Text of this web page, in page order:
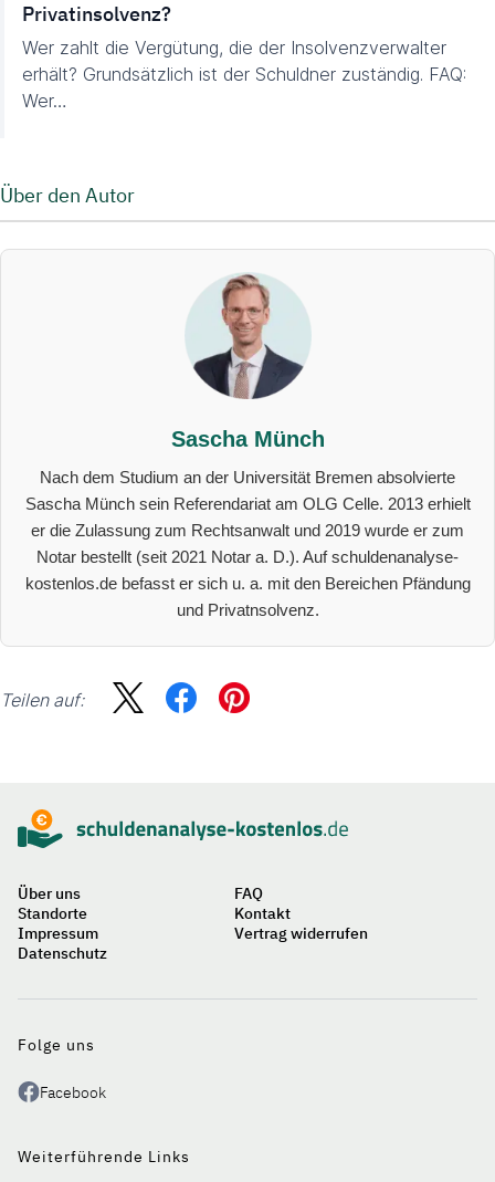
Privatinsolvenz?
Wer zahlt die Vergütung, die der Insolvenzverwalter
erhält? Grundsätzlich ist der Schuldner zuständig. FAQ:
Wer…
Über den Autor
Sascha Münch
Nach dem Studium an der Universität Bremen absolvierte
Sascha Münch sein Referendariat am OLG Celle. 2013 erhielt
er die Zulassung zum Rechtsanwalt und 2019 wurde er zum
Notar bestellt (seit 2021 Notar a. D.). Auf schuldenanalyse-
kostenlos.de befasst er sich u. a. mit den Bereichen Pfändung
und Privatnsolvenz.
Teilen auf:
Über uns
FAQ
Standorte
Kontakt
Impressum
Vertrag widerrufen
Datenschutz
Folge uns
Facebook
Weiterführende Links